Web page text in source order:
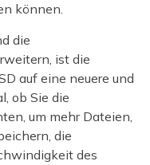
können.
die
ist die
auf eine neuere und
ob Sie die
um mehr Dateien,
die
des